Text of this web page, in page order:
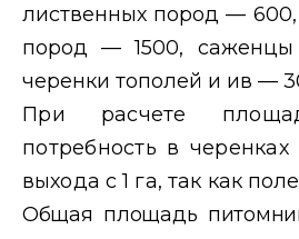
лиственных пород —
пород — 1500,
черенки тополей и ив —
При расчете
потребность в черенках
выхода с 1 га, так как
Общая площадь